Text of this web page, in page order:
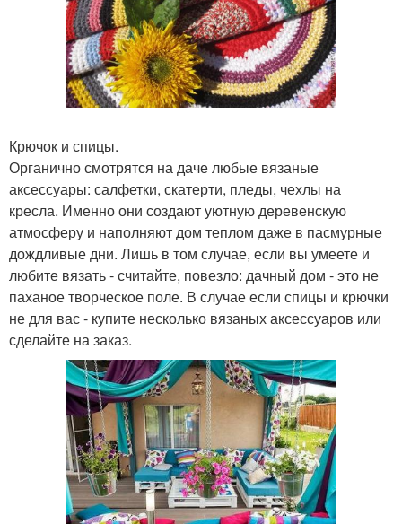
Крючок и спицы.
Органично смотрятся на даче любые вязаные
аксессуары: салфетки, скатерти, пледы, чехлы на
кресла. Именно они создают уютную деревенскую
атмосферу и наполняют дом теплом даже в пасмурные
дождливые дни. Лишь в том случае, если вы умеете и
любите вязать - считайте, повезло: дачный дом - это не
паханое творческое поле. В случае если спицы и крючки
не для вас - купите несколько вязаных аксессуаров или
сделайте на заказ.